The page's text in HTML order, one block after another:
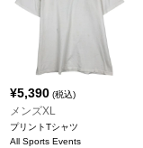
¥5,390 (税込)
メンズXL
プリントTシャツ
All Sports Events